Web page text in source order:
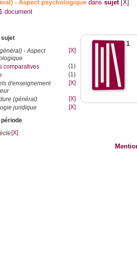
- Aspect psychologique danssujet [X]
1 document
- Aspect
[X]
comparatives
(1)
(1)
d'enseignement
[X]
(général)
[X]
juridique
[X]
[X]
1